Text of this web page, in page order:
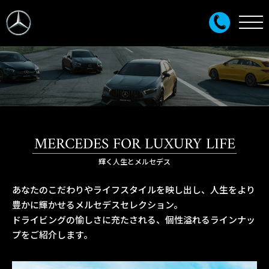
MERCEDES FOR LUXURY LIFE
輝く人生とメルセデス
あなたのこだわりやライフスタイルを映し出し、人生をより
豊かに輝かせるメルセデスセレクション。
ドライビングの愉しさに充たされる、個性溢れるラインナッ
プをご紹介します。